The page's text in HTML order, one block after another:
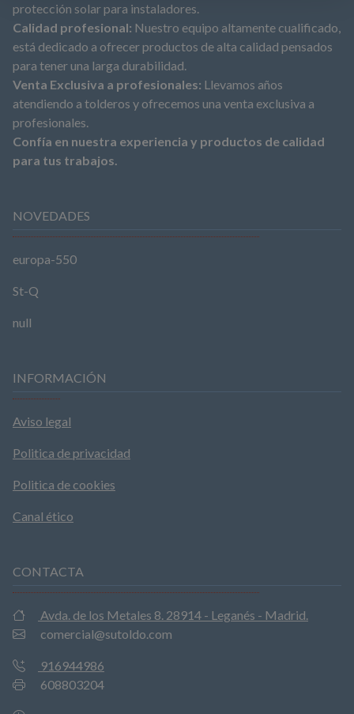
protección solar para instaladores.
Calidad profesional: Nuestro equipo altamente cualificado,
está dedicado a ofrecer productos de alta calidad pensados
para tener una larga durabilidad.
Venta Exclusiva a profesionales: Llevamos años
atendiendo a tolderos y ofrecemos una venta exclusiva a
profesionales.
Confía en nuestra experiencia y productos de calidad
para tus trabajos.
NOVEDADES
europa-550
St-Q
null
INFORMACIÓN
Aviso legal
Politica de privacidad
Politica de cookies
Canal ético
CONTACTA
Avda. de los Metales 8. 28914 - Leganés - Madrid.
comercial@sutoldo.com
916944986
608803204